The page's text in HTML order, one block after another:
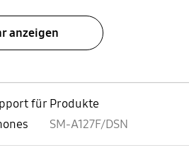
anzeigen
für Produkte
SM-A127F/DSN